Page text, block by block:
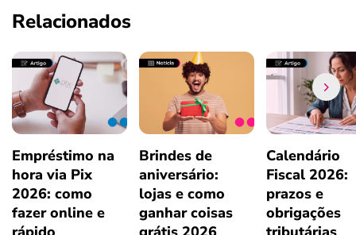
Relacionados
Empréstimo na
hora via Pix
2026: como
fazer online e
Brindes de
aniversário:
lojas e como
ganhar coisas
Calendário
Fiscal 2026:
prazos e
obrigações